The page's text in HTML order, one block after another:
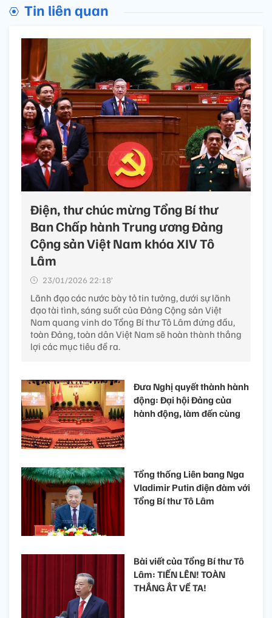
Tin liên quan
Điện, thư chúc mừng Tổng Bí thư
Ban Chấp hành Trung ương Đảng
Cộng sản Việt Nam khóa XIV Tô
Lâm
23/01/2026 22:18’
Lãnh đạo các nước bày tỏ tin tưởng, dưới sự lãnh
đạo tài tình, sáng suốt của Đảng Cộng sản Việt
Nam quang vinh do Tổng Bí thư Tô Lâm đứng đầu,
toàn Đảng, toàn dân Việt Nam sẽ hoàn thành thắng
lợi các mục tiêu đề ra.
Đưa Nghị quyết thành hành
động: Đại hội Đảng của
hành động, làm đến cùng
Tổng thống Liên bang Nga
Vladimir Putin điện đàm với
Tổng Bí thư Tô Lâm
Bài viết của Tổng Bí thư Tô
Lâm: TIẾN LÊN! TOÀN
THẮNG ẮT VỀ TA!